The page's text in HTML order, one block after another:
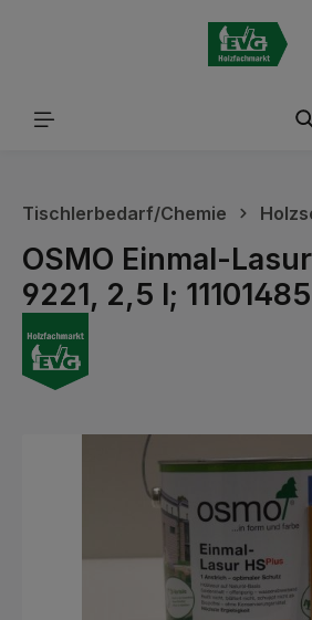
Tischlerbedarf/Chemie
OSMO Einmal-
9221, 2,5 l; 11101485
Bildergalerie überspringen